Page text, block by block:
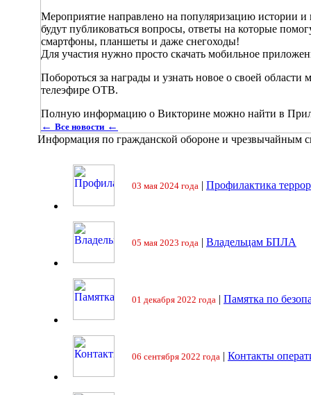
Мероприятие направлено на популяризацию истории
будут публиковаться вопросы, ответы на которые
смартфоны, планшеты и даже снегоходы!
Для участия нужно просто скачать мобильное
Побороться за награды и узнать новое о своей
телеэфире ОТВ.
Полную информацию о Викторине можно найти в
← Все новости ←
Информация по гражданской обороне и чрезвычайным
03 мая 2024 года | Профилактика
05 мая 2023 года | Владельцам БПЛА
01 декабря 2022 года | Памятка по
06 сентября 2022 года | Контакты